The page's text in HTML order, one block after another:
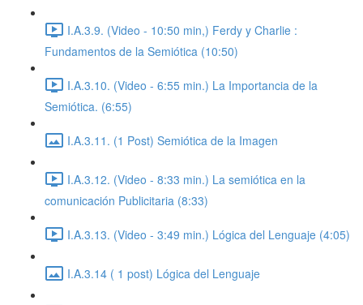
I.A.3.9. (Video - 10:50 min,) Ferdy y Charlie :
Fundamentos de la Semiótica (10:50)
I.A.3.10. (Video - 6:55 min.) La Importancia de la
Semiótica. (6:55)
I.A.3.11. (1 Post) Semiótica de la Imagen
I.A.3.12. (Video - 8:33 min.) La semiótica en la
comunicación Publicitaria (8:33)
I.A.3.13. (Video - 3:49 min.) Lógica del Lenguaje (4:05)
I.A.3.14 ( 1 post) Lógica del Lenguaje